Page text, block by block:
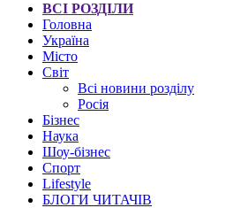
ВСІ РОЗДІЛИ
Головна
Україна
Місто
Світ
Всі новини розділу
Росія
Бізнес
Наука
Шоу-бізнес
Спорт
Lifestyle
БЛОГИ ЧИТАЧІВ